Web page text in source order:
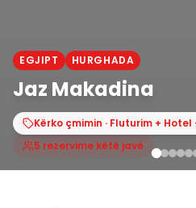
EGJIPT HURGHADA
Jaz Makadina
Kërko çmimin · Fluturim +
5 rezervime këtë javë